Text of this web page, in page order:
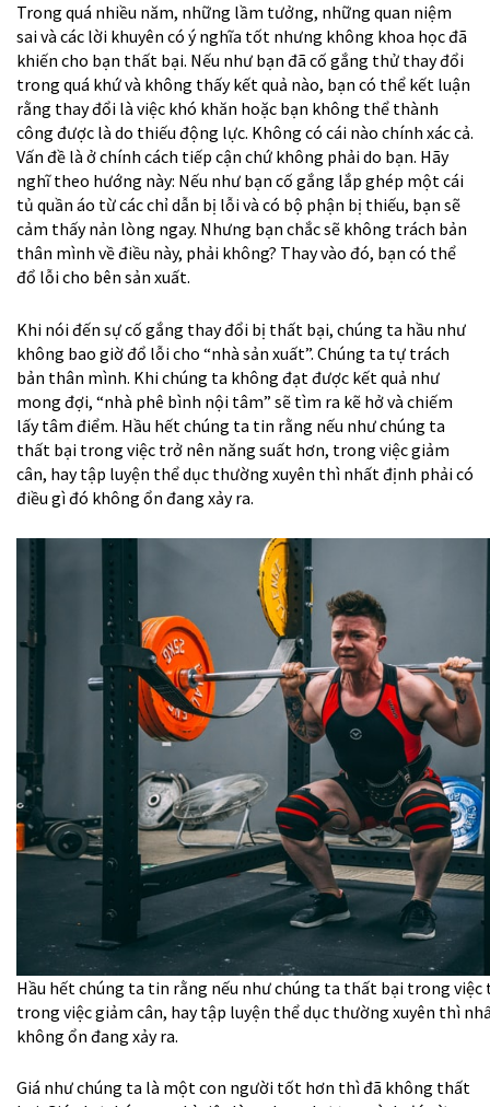
Trong quá nhiều năm, những lầm tưởng, những quan niệm
sai và các lời khuyên có ý nghĩa tốt nhưng không khoa học đã
khiến cho bạn thất bại. Nếu như bạn đã cố gắng thử thay đổi
trong quá khứ và không thấy kết quả nào, bạn có thể kết luận
rằng thay đổi là việc khó khăn hoặc bạn không thể thành
công được là do thiếu động lực. Không có cái nào chính xác cả.
Vấn đề là ở chính cách tiếp cận chứ không phải do bạn. Hãy
nghĩ theo hướng này: Nếu như bạn cố gắng lắp ghép một cái
tủ quần áo từ các chỉ dẫn bị lỗi và có bộ phận bị thiếu, bạn sẽ
cảm thấy nản lòng ngay. Nhưng bạn chắc sẽ không trách bản
thân mình về điều này, phải không? Thay vào đó, bạn có thể
đổ lỗi cho bên sản xuất.
Khi nói đến sự cố gắng thay đổi bị thất bại, chúng ta hầu như
không bao giờ đổ lỗi cho “nhà sản xuất”. Chúng ta tự trách
bản thân mình. Khi chúng ta không đạt được kết quả như
mong đợi, “nhà phê bình nội tâm” sẽ tìm ra kẽ hở và chiếm
lấy tâm điểm. Hầu hết chúng ta tin rằng nếu như chúng ta
thất bại trong việc trở nên năng suất hơn, trong việc giảm
cân, hay tập luyện thể dục thường xuyên thì nhất định phải có
điều gì đó không ổn đang xảy ra.
Hầu hết chúng ta tin rằng nếu như chúng ta thất bại trong việc
trong việc giảm cân, hay tập luyện thể dục thường xuyên thì
không ổn đang xảy ra.
Giá như chúng ta là một con người tốt hơn thì đã không thất